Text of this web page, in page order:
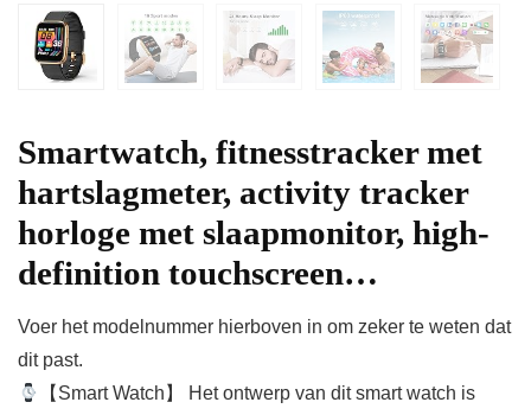
Smartwatch, fitnesstracker met
hartslagmeter, activity tracker
horloge met slaapmonitor, high-
definition touchscreen…
Voer het modelnummer hierboven in om zeker te weten dat
dit past.
【Smart Watch】 Het ontwerp van dit smart watch is